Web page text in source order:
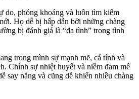
do, phóng khoáng và luôn tìm kiếm
Họ dễ bị hấp dẫn bởi những chàng
bị đánh giá là “đa tình” trong tình
trong mình sự mạnh mẽ, cá tính và
Chính sự nhiệt huyết và niềm đam mê
say nắng và cũng dễ khiến nhiều chàng